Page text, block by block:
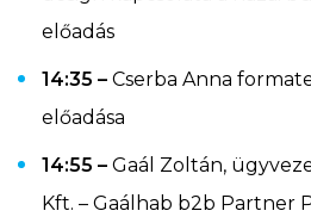
előadás
14:35 – Cserba Anna
előadása
14:55 – Gaál Zoltán,
Kft. – Gaálhab b2b Partner